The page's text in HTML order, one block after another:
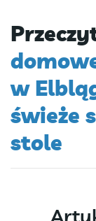
w
świeże
stole